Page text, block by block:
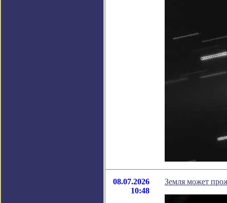
08.07.2026
10:48
Земля может